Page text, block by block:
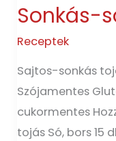
Sonkás-
Receptek
Sajtos-sonkás
Szójamentes
cukormentes
tojás Só, bors 15
tojásmuffin